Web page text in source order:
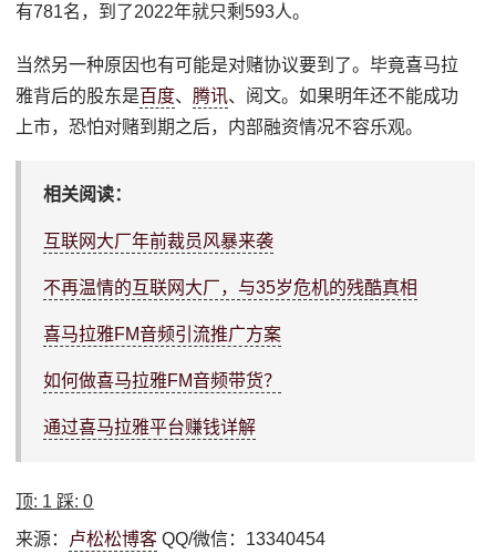
有781名，到了2022年就只剩593人。
当然另一种原因也有可能是对赌协议要到了。毕竟喜马拉
雅背后的股东是百度、 腾讯、阅文。如果明年还不能成功
上市，恐怕对赌到期之后，内部融资情况不容乐观。
相关阅读：
互联网大厂年前裁员风暴来袭
不再温情的互联网大厂，与35岁危机的残酷真相
喜马拉雅FM音频引流推广方案
如何做喜马拉雅FM音频带货？
通过喜马拉雅平台赚钱详解
顶: 1 踩:0
来源： 卢松松博客 QQ/微信：13340454